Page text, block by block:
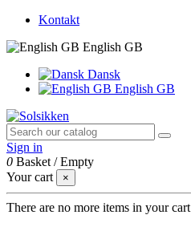
Kontakt
English GB
Dansk
English GB
Sign in
0 Basket /Empty
Your cart
×
There are no more items in your cart